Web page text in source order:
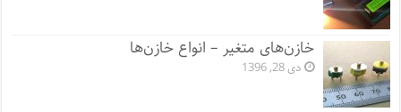
خازن‌های متغیر – انواع خازن‌ها
دی 28, 1396